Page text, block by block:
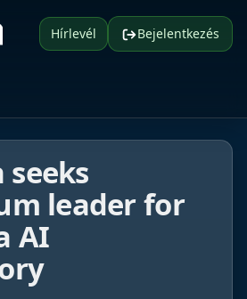
Hírlevél Bejelentkezés
seeks
leader for
AI